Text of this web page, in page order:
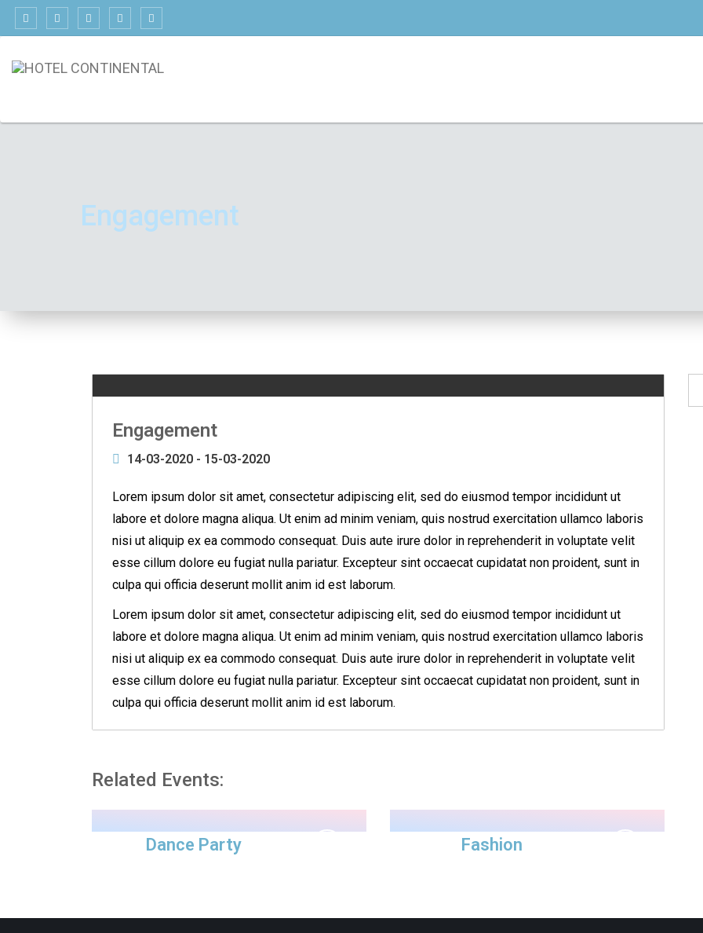
Engagement
Engagement
14-03-2020 - 15-03-2020
Lorem ipsum dolor sit amet, consectetur adipiscing elit, sed do eiusmod tempor incididunt ut
labore et dolore magna aliqua. Ut enim ad minim veniam, quis nostrud exercitation ullamco laboris
nisi ut aliquip ex ea commodo consequat. Duis aute irure dolor in reprehenderit in voluptate velit
esse cillum dolore eu fugiat nulla pariatur. Excepteur sint occaecat cupidatat non proident, sunt in
culpa qui officia deserunt mollit anim id est laborum.
Lorem ipsum dolor sit amet, consectetur adipiscing elit, sed do eiusmod tempor incididunt ut
labore et dolore magna aliqua. Ut enim ad minim veniam, quis nostrud exercitation ullamco laboris
nisi ut aliquip ex ea commodo consequat. Duis aute irure dolor in reprehenderit in voluptate velit
esse cillum dolore eu fugiat nulla pariatur. Excepteur sint occaecat cupidatat non proident, sunt in
culpa qui officia deserunt mollit anim id est laborum.
Related Events:
Dance Party Fashion